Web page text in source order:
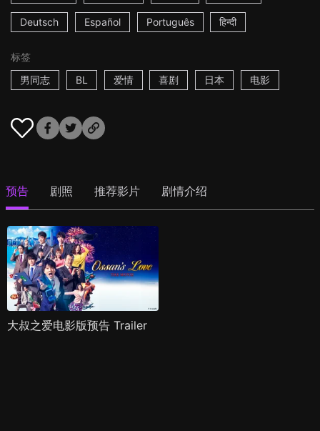
Deutsch Español Português हिन्दी
标签
男同志
BL 爱情 喜剧 日本 电影
预告 剧照 推荐影片 剧情介绍
大叔之爱电影版预告 Trailer